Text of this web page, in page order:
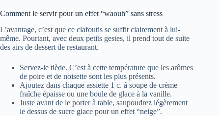
Comment le servir pour un effet “waouh” sans stress
L’avantage, c’est que ce clafoutis se suffit clairement à lui-
même. Pourtant, avec deux petits gestes, il prend tout de suite
des airs de dessert de restaurant.
Servez-le tiède. C’est à cette température que les arômes
de poire et de noisette sont les plus présents.
Ajoutez dans chaque assiette 1 c. à soupe de crème
fraîche épaisse ou une boule de glace à la vanille.
Juste avant de le porter à table, saupoudrez légèrement
le dessus de sucre glace pour un effet “neige”.